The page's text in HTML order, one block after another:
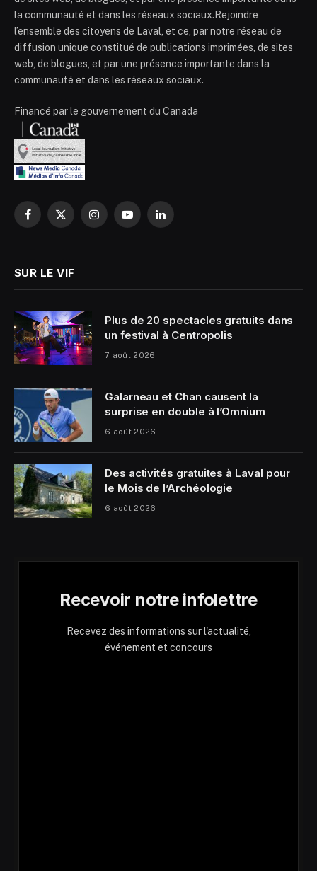
la communauté et dans les réseaux sociaux.Rejoindre
l’ensemble des citoyens de Laval, et ce, par notre réseau de
diffusion unique constitué de publications imprimées, de sites
web, de blogues, et par une présence importante dans la
communauté et dans les réseaux sociaux.
Financé par le gouvernement du Canada
Facebook
X
InstagramYouTubeLinkedIn
SUR LE VIF
Plus de 20 spectacles gratuits dans
un festival à Centropolis
7 août 2026
Galarneau et Chan causent la
surprise en double à l’Omnium
6 août 2026
Des activités gratuites à Laval pour
le Mois de l’Archéologie
6 août 2026
Recevoir notre infolettre
Recevez des informations sur l'actualité,
événement et concours